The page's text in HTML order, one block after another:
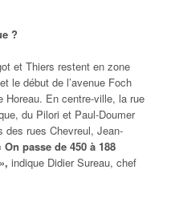
?
et Thiers restent en zone
le début de l’avenue Foch
Horeau. En centre-ville, la rue
du Pilori et Paul-Doumer
des rues Chevreul, Jean-
On passe de 450 à 188
indique Didier Sureau, chef